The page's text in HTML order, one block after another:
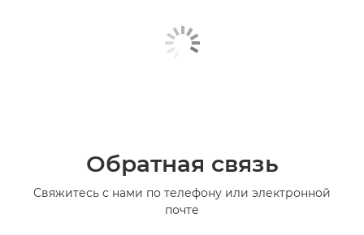
Обратная связь
Свяжитесь с нами по телефону или электронной
почте